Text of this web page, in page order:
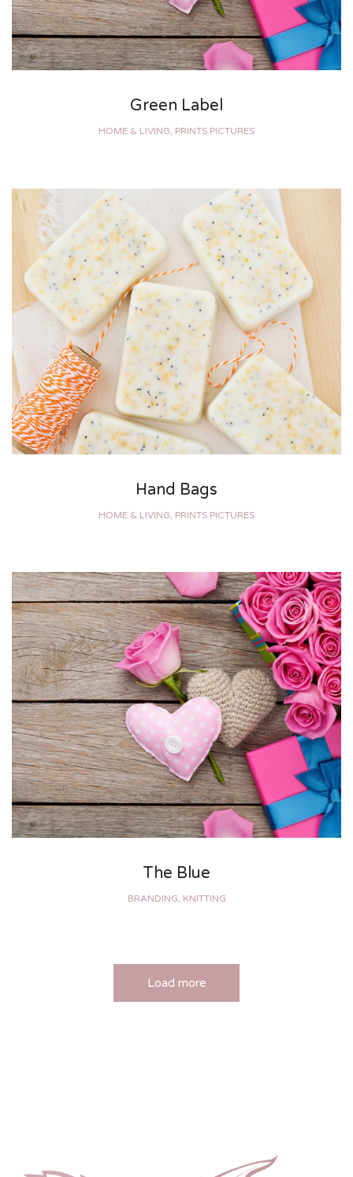
Green Label
HOME & LIVING, PRINTS PICTURES
Hand Bags
HOME & LIVING, PRINTS PICTURES
The Blue
BRANDING, KNITTING
Load more